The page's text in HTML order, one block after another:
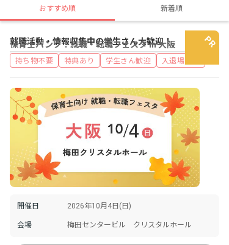
おすすめ順 新着順
保育士バンク！就職・転職フェスタ in 大阪
就職活動・情報収集中の学生さん大歓迎！
持ち物不要 特典あり 学生さん歓迎 入退場自由
開催日 2026年10月4日(日)
会場 梅田センタービル クリスタルホール